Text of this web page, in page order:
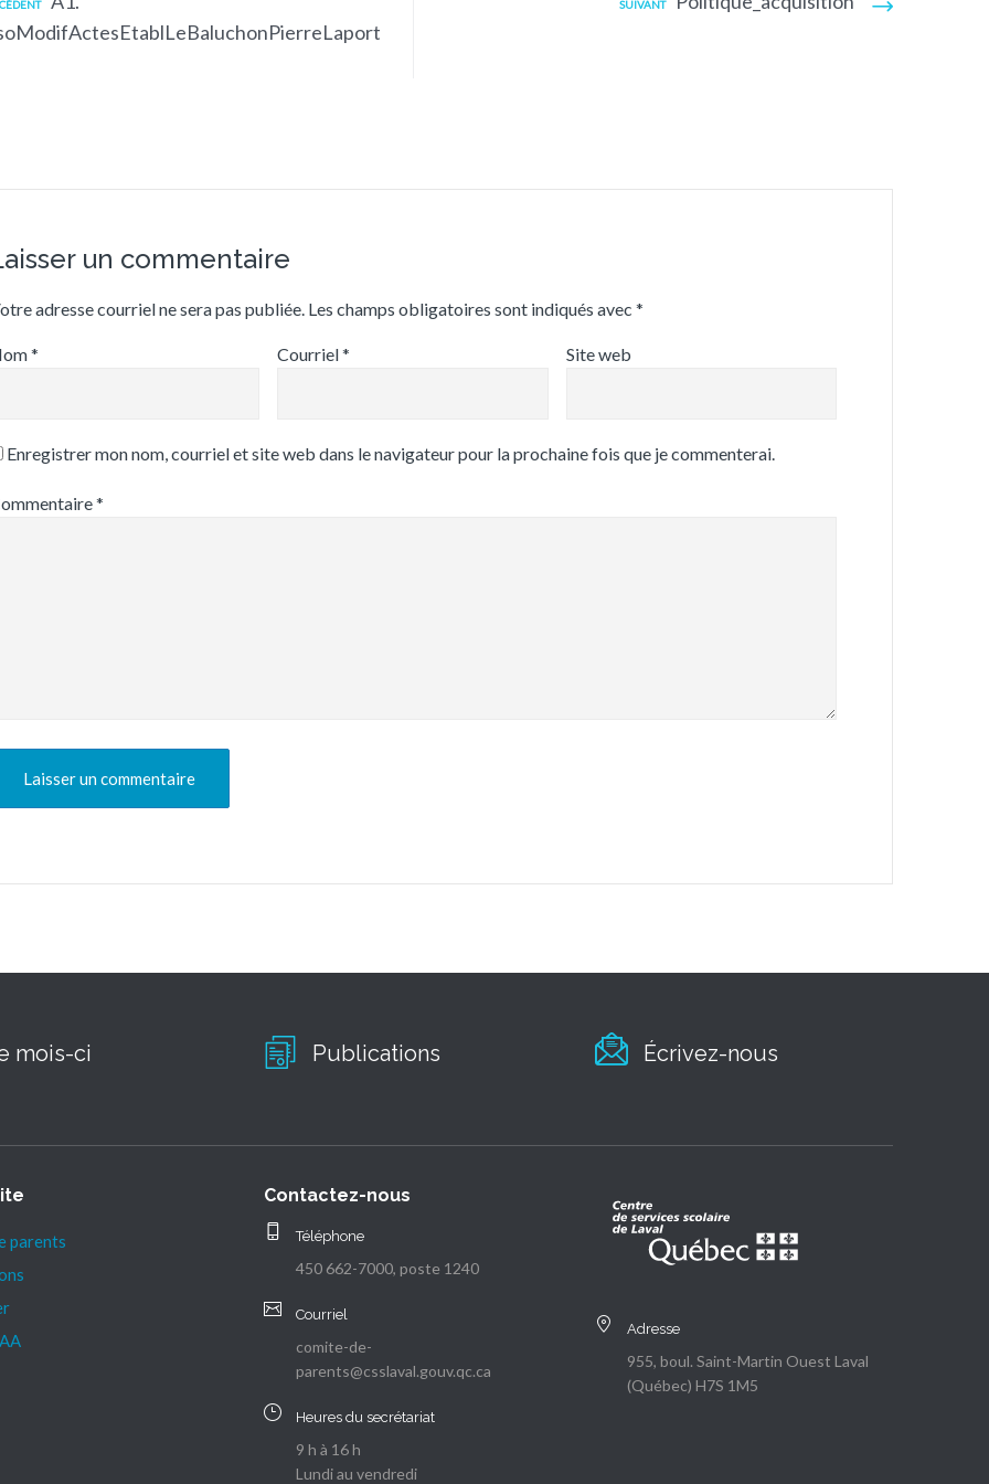
SUIVANT
un commentaire
adresse courriel ne sera pas publiée. Les champs obligatoires sont indiqués avec *
* Courriel* Site web
Enregistrer mon nom, courriel et site web dans le navigateur pour la prochaine fois que je commenterai.
*
mois-ci Publications Écrivez-nous
parents
Contactez-nous
Téléphone
450 662-7000, poste 1240
Courriel
comite-de-
parents@csslaval.gouv.qc.ca
Heures du secrétariat
9 h à 16 h
Lundi au vendredi
Adresse
955, boul. Saint-Martin Ouest Laval
(Québec) H7S 1M5